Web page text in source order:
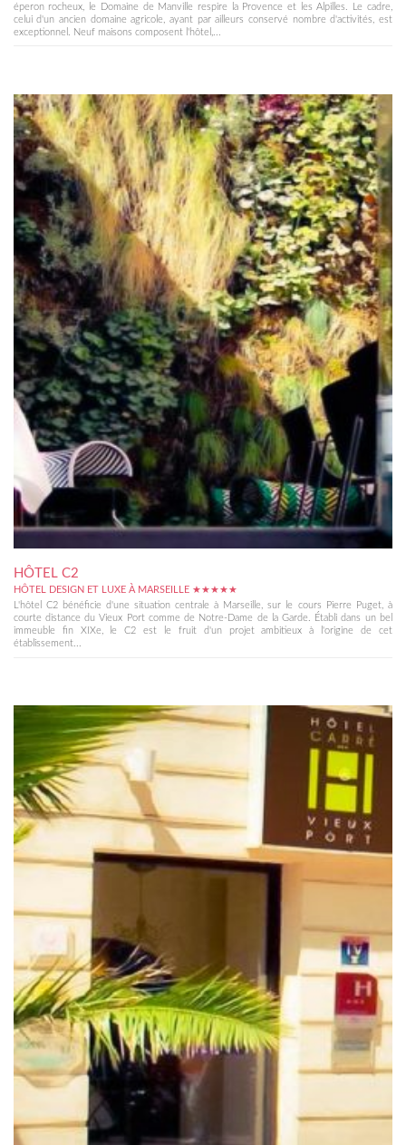
éperon rocheux, le Domaine de Manville respire la Provence et les Alpilles. Le cadre,
celui d'un ancien domaine agricole, ayant par ailleurs conservé nombre d'activités, est
exceptionnel. Neuf maisons composent l'hôtel,...
HÔTEL C2
HÔTEL DESIGN ET LUXE À MARSEILLE ★★★★★
L'hôtel C2 bénéficie d'une situation centrale à Marseille, sur le cours Pierre Puget, à
courte distance du Vieux Port comme de Notre-Dame de la Garde. Établi dans un bel
immeuble fin XIXe, le C2 est le fruit d'un projet ambitieux à l'origine de cet
établissement...